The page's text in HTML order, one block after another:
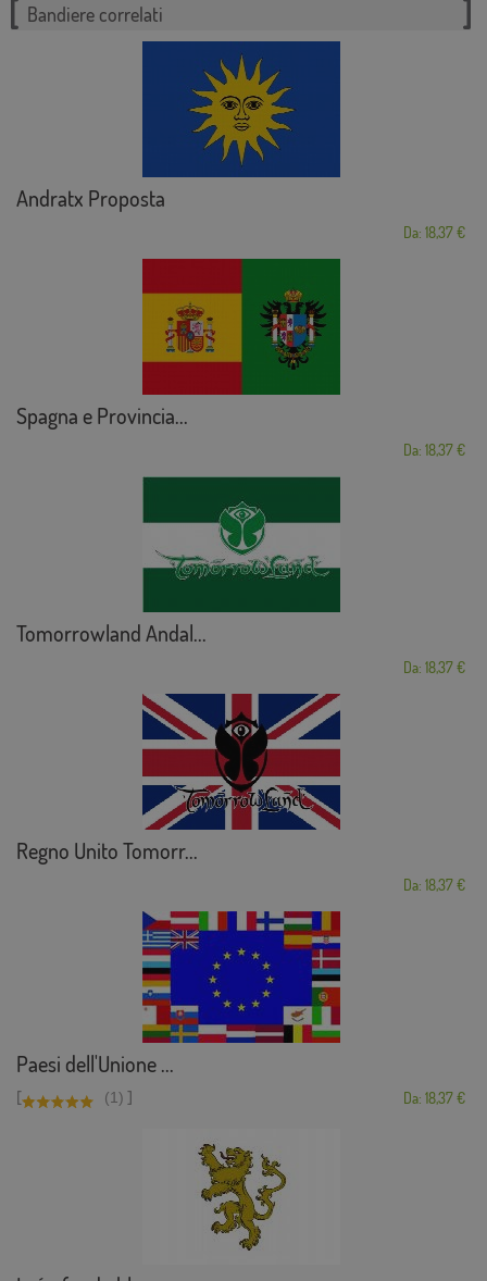
Bandiere correlati
Andratx Proposta
Da: 18,37 €
Spagna e Provincia...
Da: 18,37 €
Tomorrowland Andal...
Da: 18,37 €
Regno Unito Tomorr...
Da: 18,37 €
Paesi dell'Unione ...
[ (1) ] Da: 18,37 €